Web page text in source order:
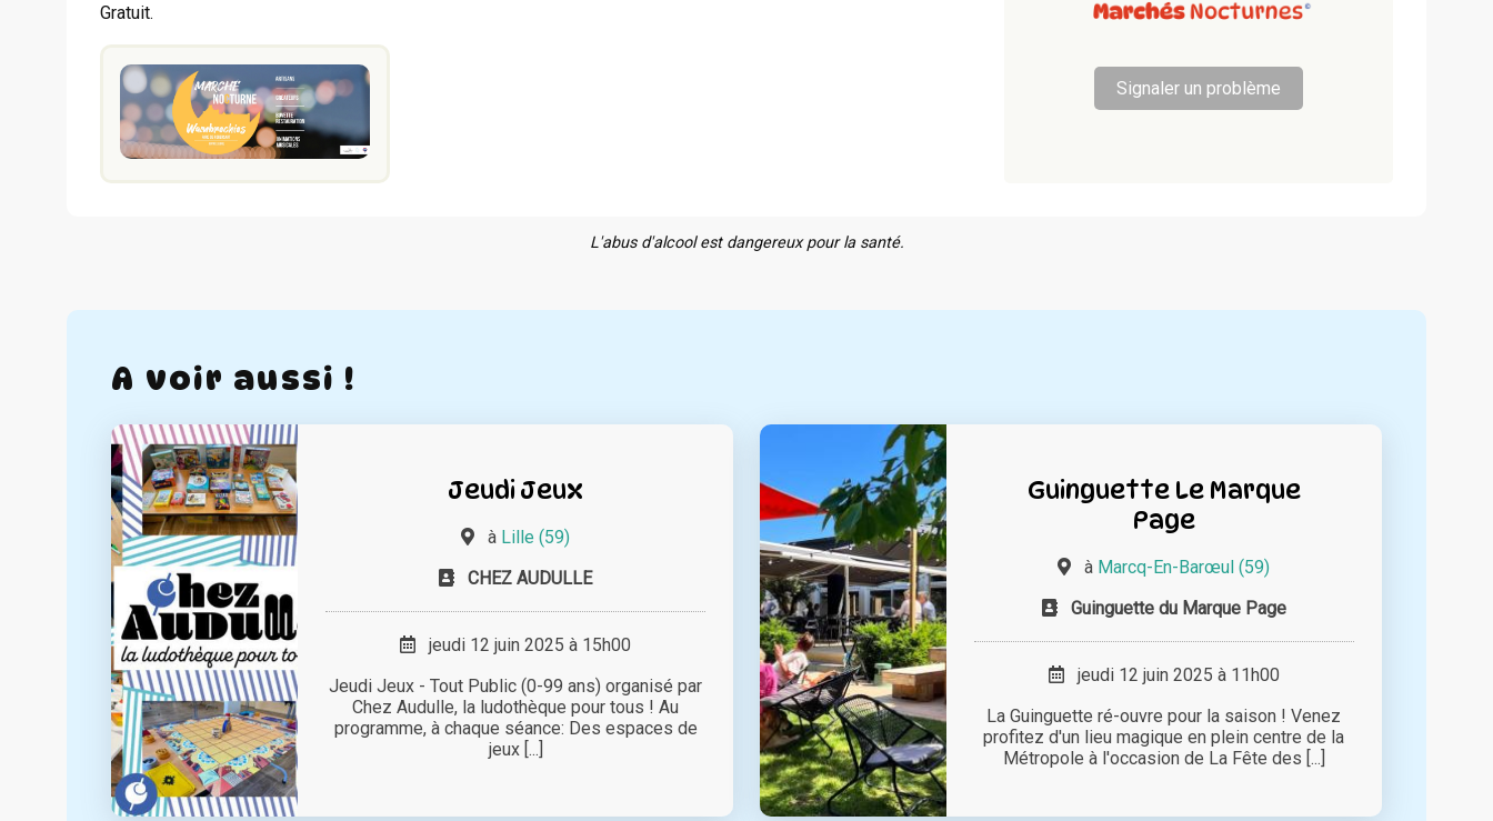
Gratuit.
Signaler un problème
L'abus d'alcool est dangereux pour la santé.
A voir aussi !
Jeudi Jeux
à Lille (59)
CHEZ AUDULLE
jeudi 12 juin 2025 à 15h00
Jeudi Jeux - Tout Public (0-99 ans) organisé par
Chez Audulle, la ludothèque pour tous ! Au
programme, à chaque séance: Des espaces de
jeux [...]
Guinguette Le Marque
Page
à Marcq-En-Barœul (59)
Guinguette du Marque Page
jeudi 12 juin 2025 à 11h00
La Guinguette ré-ouvre pour la saison ! Venez
profitez d'un lieu magique en plein centre de la
Métropole à l'occasion de La Fête des [...]